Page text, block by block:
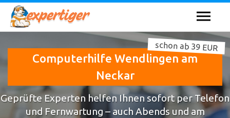
Computerhilfe Wendlingen am
Neckar
schon ab 39 EUR
Geprüfte Experten helfen Ihnen sofort per Telefon
und Fernwartung – auch Abends und am